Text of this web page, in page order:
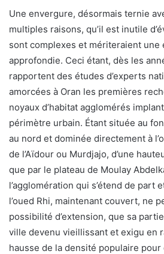
Une envergure, désormais ternie
multiples raisons, qu’il est inutile
sont complexes et mériteraient une
approfondie. Ceci étant, dès les
rapportent des études d’experts
amorcées à Oran les premières
noyaux d’habitat agglomérés
périmètre urbain. Étant située au
au nord et dominée directement à
de l’Aïdour ou Murdjajo, d’une
que par le plateau de Moulay
l’agglomération qui s’étend de part
l’oued Rhi, maintenant couvert, ne
possibilité d’extension, que sa
ville devenu vieillissant et exigu en
hausse de la densité populaire